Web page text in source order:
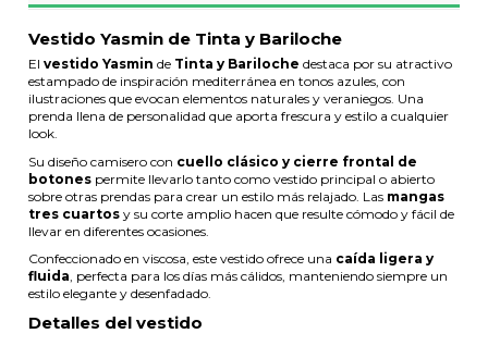
Vestido Yasmin de Tinta y Bariloche
Elvestido Yasmin de Tinta y Bariloche destaca por su atractivo
estampado de inspiración mediterránea en tonos azules, con
ilustraciones que evocan elementos naturales y veraniegos. Una
prenda llena de personalidad que aporta frescura y estilo a cualquier
look.
Su diseño camisero con cuello clásico y cierre frontal de
botones permite llevarlo tanto como vestido principal o abierto
sobre otras prendas para crear un estilo más relajado. Las mangas
tres cuartos y su corte amplio hacen que resulte cómodo y fácil de
llevar en diferentes ocasiones.
Confeccionado en viscosa, este vestido ofrece una caída ligera y
fluida, perfecta para los días más cálidos, manteniendo siempre un
estilo elegante y desenfadado.
Detalles del vestido